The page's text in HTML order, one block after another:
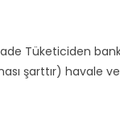
Tüketiciden
şarttır) havale